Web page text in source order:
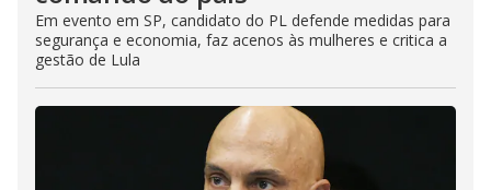
Em evento em SP, candidato do PL defende medidas para
segurança e economia, faz acenos às mulheres e critica a
gestão de Lula